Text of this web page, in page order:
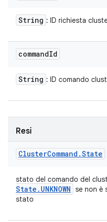
String : ID richiesta
commandId
String : ID comando
Resi
ClusterCommand .State
stato del comando del
State . UNKNOWN se non è
stato